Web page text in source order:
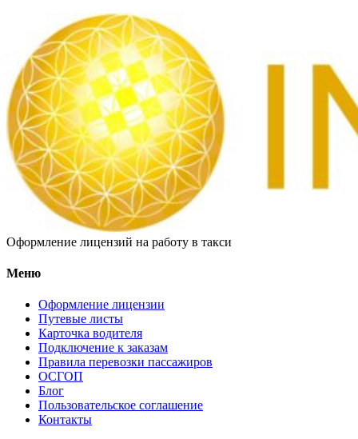
Оформление лицензий на работу в такси
Меню
Оформление лицензии
Путевые листы
Карточка водителя
Подключение к заказам
Правила перевозки пассажиров
ОСГОП
Блог
Пользовательское соглашение
Контакты